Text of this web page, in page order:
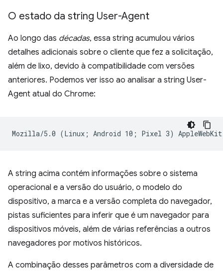
O estado da string User-Agent
Ao longo das décadas, essa string acumulou vários
detalhes adicionais sobre o cliente que fez a solicitação,
além de lixo, devido à compatibilidade com versões
anteriores. Podemos ver isso ao analisar a string User-
Agent atual do Chrome:
A string acima contém informações sobre o sistema
operacional e a versão do usuário, o modelo do
dispositivo, a marca e a versão completa do navegador,
pistas suficientes para inferir que é um navegador para
dispositivos móveis, além de várias referências a outros
navegadores por motivos históricos.
A combinação desses parâmetros com a diversidade de